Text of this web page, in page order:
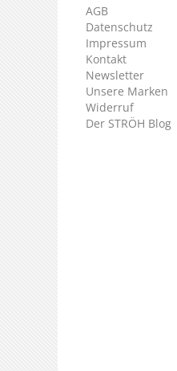
AGB
Datenschutz
Impressum
Kontakt
Newsletter
Unsere Marken
Widerruf
Der STRÖH Blog